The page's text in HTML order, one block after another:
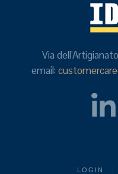
Via
email:
LOGIN